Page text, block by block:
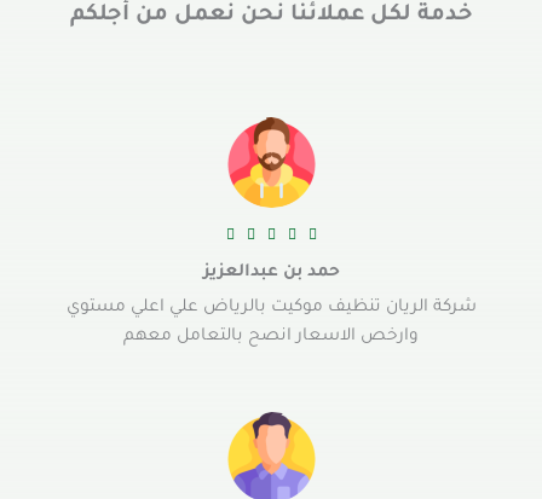
خدمة لكل عملائنا نحن نعمل من أجلكم





حمد بن عبدالعزيز
شركة الريان تنظيف موكيت بالرياض علي اعلي مستوي
وارخص الاسعار انصح بالتعامل معهم